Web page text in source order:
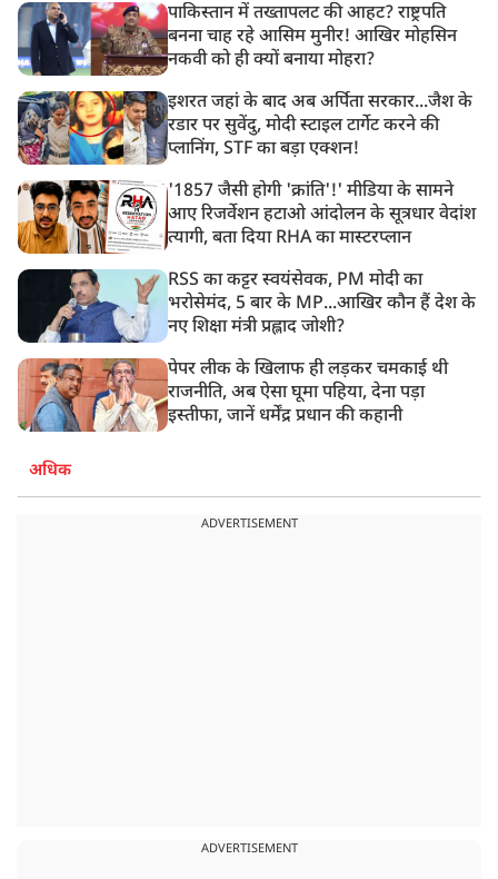
पाकिस्तान में तख्तापलट की आहट? राष्ट्रपति
बनना चाह रहे आसिम मुनीर! आखिर मोहसिन
नकवी को ही क्यों बनाया मोहरा?
इशरत जहां के बाद अब अर्पिता सरकार...जैश के
रडार पर सुवेंदु, मोदी स्टाइल टार्गेट करने की
प्लानिंग, STF का बड़ा एक्शन!
'1857 जैसी होगी 'क्रांति'!' मीडिया के सामने
आए रिजर्वेशन हटाओ आंदोलन के सूत्रधार वेदांश
त्यागी, बता दिया RHA का मास्टरप्लान
RSS का कट्टर स्वयंसेवक, PM मोदी का
भरोसेमंद, 5 बार के MP...आखिर कौन हैं देश के
नए शिक्षा मंत्री प्रह्लाद जोशी?
पेपर लीक के खिलाफ ही लड़कर चमकाई थी
राजनीति, अब ऐसा घूमा पहिया, देना पड़ा
इस्तीफा, जानें धर्मेंद्र प्रधान की कहानी
अधिक
ADVERTISEMENT
ADVERTISEMENT